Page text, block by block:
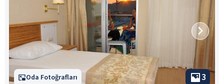
Oda Fotoğrafları 3